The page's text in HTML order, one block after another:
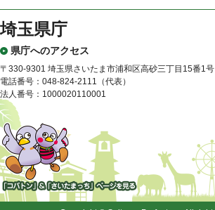
埼玉県庁
県庁へのアクセス
〒330-9301 埼玉県さいたま市浦和区高砂三丁目15番1号
電話番号：048-824-2111（代表）
法人番号：1000020110001
「コバトン」&「さいたまっ